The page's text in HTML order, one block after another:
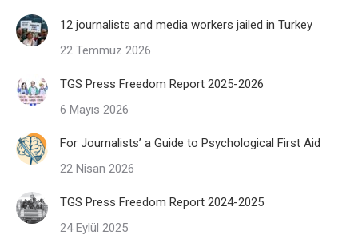
12 journalists and media workers jailed in Turkey
22 Temmuz 2026
TGS Press Freedom Report 2025-2026
6 Mayıs 2026
For Journalists’ a Guide to Psychological First Aid
22 Nisan 2026
TGS Press Freedom Report 2024-2025
24 Eylül 2025